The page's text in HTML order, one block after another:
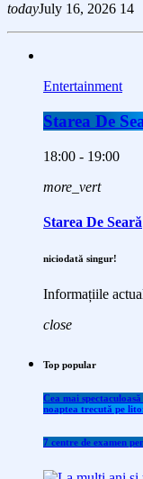
todayJuly 16, 2026 14
Entertainment
Starea De
18:00 - 19:00
more_vert
Starea De Seară
niciodată singur!
Informațiile
close
Top popular
Cea mai
noaptea trecută pe
7 centre de examen